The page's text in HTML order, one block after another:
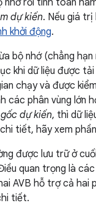
nhớ rồi tính toán
dự kiến. Nếu giá
khởi động.
bộ nhớ (chẳng
khi dữ liệu được
chạy và được
các phân vùng lớn
dự kiến, thì dữ
tiết, hãy xem phần
được lưu trữ ở
quan trọng là
AVB hỗ trợ cả hai
tiết.